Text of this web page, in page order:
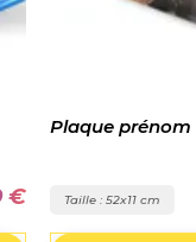
€
Plaque prénom
Taille : 52x11 cm